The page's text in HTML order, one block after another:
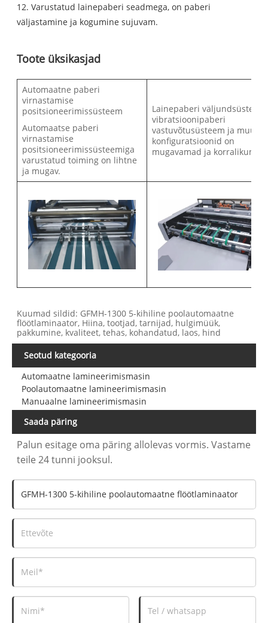
12. Varustatud lainepaberi seadmega, on paberi
väljastamine ja kogumine sujuvam.
Toote üksikasjad
Automaatne paberi
virnastamise
positsioneerimissüsteem
Automaatse paberi
virnastamise
positsioneerimissüsteemiga
varustatud toiming on lihtne
ja mugav.
Lainepaberi väljundsüsteem,
vibratsioonipaberi
vastuvõtusüsteem ja muud
konfiguratsioonid on
mugavamad ja
Kuumad sildid: GFMH-1300 5-kihiline poolautomaatne
flöötlaminaator, Hiina, tootjad, tarnijad, hulgimüük,
pakkumine, kvaliteet, tehas, kohandatud, laos, hind
Seotud kategooria
Automaatne lamineerimismasin
Poolautomaatne lamineerimismasin
Manuaalne lamineerimismasin
Saada päring
Palun esitage oma päring allolevas vormis. Vastame
teile 24 tunni jooksul.